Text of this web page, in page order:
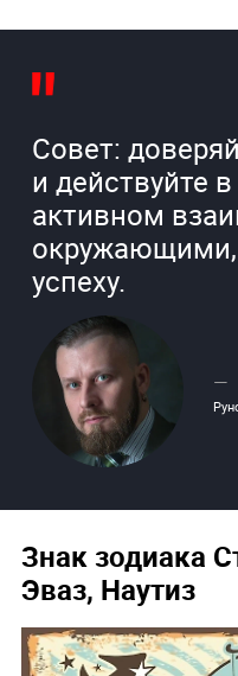
Совет:
и действуйте
активном
окружающими,
успеху.
Знак зодиака
Эваз, Наутиз